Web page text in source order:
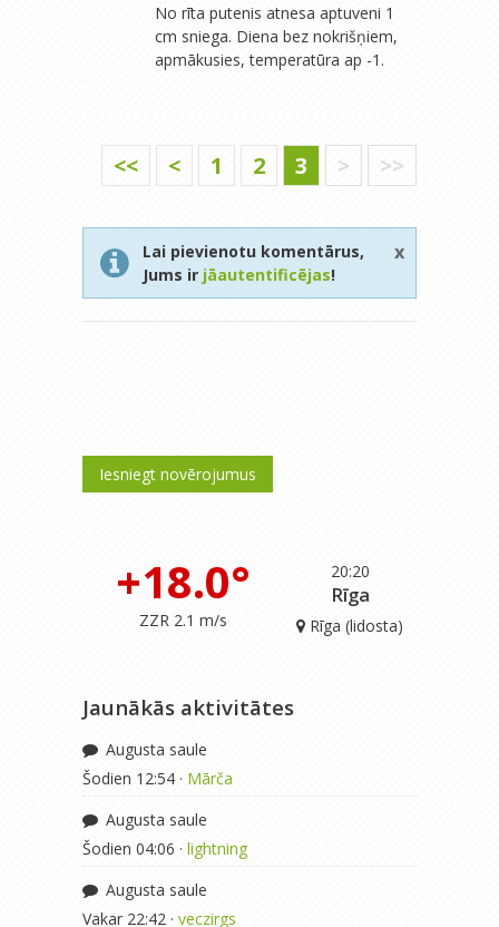
No rīta putenis atnesa aptuveni 1
cm sniega. Diena bez nokrišņiem,
apmākusies, temperatūra ap -1.
<< < 1 2 3 > >>
Lai pievienotu komentārus,
Jums ir jāautentificējas!
x
Iesniegt novērojumus
20:20
+18.0°
ZZR 2.1 m/s
Rīga
Rīga (lidosta)
Jaunākās aktivitātes
Augusta saule
Šodien 12:54 · Mārča
Augusta saule
Šodien 04:06 · lightning
Augusta saule
Vakar 22:42 · veczirgs